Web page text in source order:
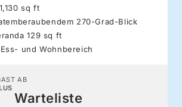
sq ft
270-Grad-Blick
129 sq ft
und Wohnbereich
AB
Warteliste